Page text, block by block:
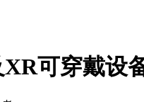
可穿戴设